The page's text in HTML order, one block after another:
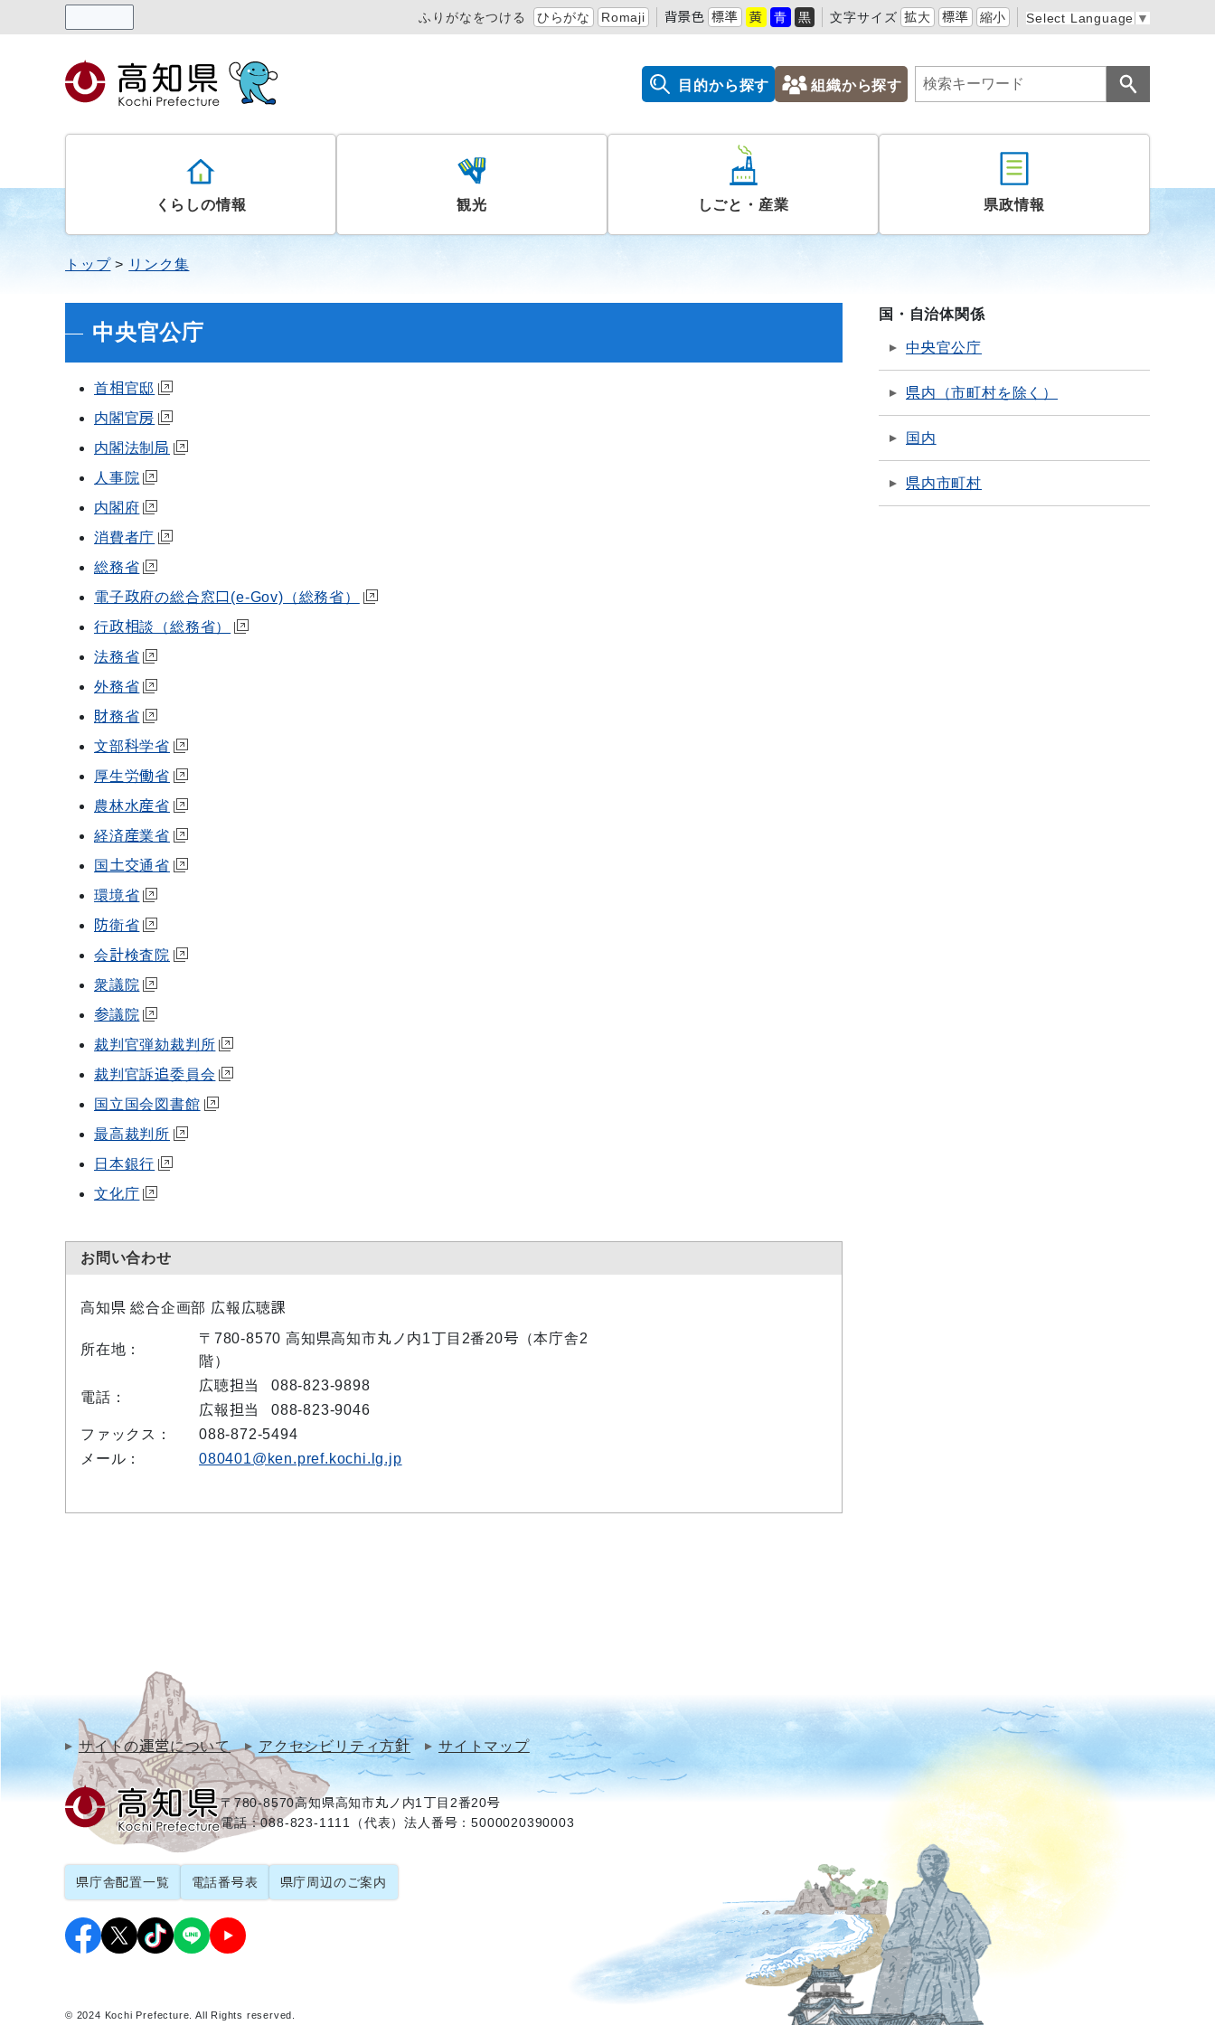
ふりがなをつける ひらがな Romaji 背景色 標準 黄 青 黒 文字サイズ 拡大 標準 縮小 Select Language ▼
目的から探す 組織から探す
くらしの情報 観光 しごと・産業 県政情報
トップ リンク集
中央官公庁
首相官邸
内閣官房
内閣法制局
人事院
内閣府
消費者庁
総務省
電子政府の総合窓口(e-Gov)（総務省）
行政相談（総務省）
法務省
外務省
財務省
文部科学省
厚生労働省
農林水産省
経済産業省
国土交通省
環境省
防衛省
会計検査院
衆議院
参議院
裁判官弾劾裁判所
裁判官訴追委員会
国立国会図書館
最高裁判所
日本銀行
文化庁
お問い合わせ
高知県 総合企画部 広報広聴課
所在地：
〒780-8570 高知県高知市丸ノ内1丁目2番20号（本庁舎2
階）
電話：
広聴担当
088-823-9898
広報担当
088-823-9046
ファックス：
088-872-5494
メール：
080401@ken.pref.kochi.lg.jp
国・自治体関係
中央官公庁
県内（市町村を除く）
国内
県内市町村
サイトの運営について アクセシビリティ方針 サイトマップ
〒780-8570高知県高知市丸ノ内1丁目2番20号
電話：088-823-1111（代表）法人番号：5000020390003
県庁舎配置一覧 電話番号表 県庁周辺のご案内
© 2024 Kochi Prefecture. All Rights reserved.